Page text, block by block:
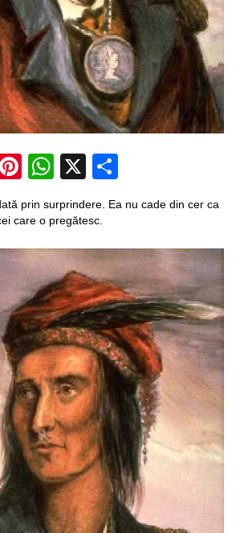
EmailPinterest
WhatsApp
X
prin surprindere. Ea nu cade din cer ca
care o pregătesc.